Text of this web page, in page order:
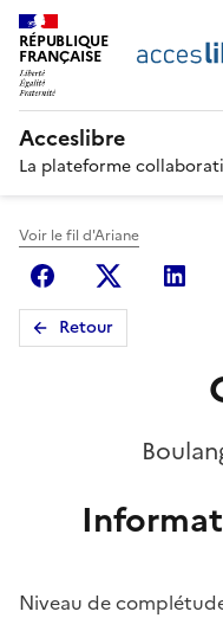
RÉPUBLIQUE
FRANÇAISE
Acceslibre
La plateforme
Voir le fil d'Ariane
FacebookX
Retour
Niveau de